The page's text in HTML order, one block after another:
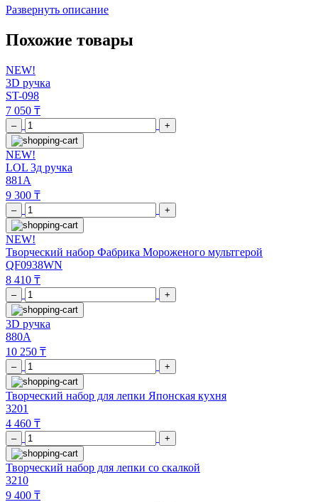
Развернуть описание
Похожие товары
NEW!
3D ручка
ST-098
7 050 ₸
– +
NEW!
LOL 3д ручка
881A
9 300 ₸
– +
NEW!
Творческий набор Фабрика Мороженого мультгерой
QF0938WN
8 410 ₸
– +
3D ручка
880A
10 250 ₸
– +
Творческий набор для лепки Японская кухня
3201
4 460 ₸
– +
Творческий набор для лепки со скалкой
3210
9 400 ₸